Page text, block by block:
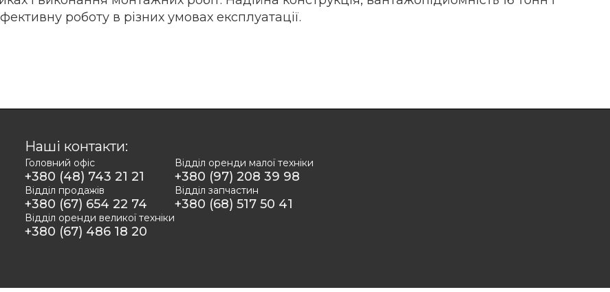
роботу в різних умовах експлуатації.
Наші контакти:
Головний офіс
+380 (48) 743 21 21
Відділ продажів
+380 (67) 654 22 74
Відділ оренди великої техніки
+380 (67) 486 18 20
Відділ оренди малої техніки
+380 (97) 208 39 98
Відділ запчастин
+380 (68) 517 50 41